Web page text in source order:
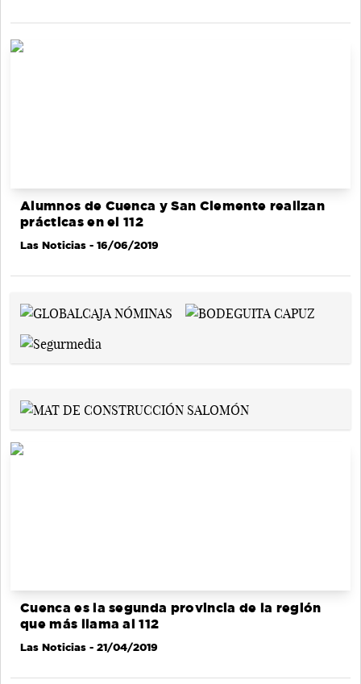
Alumnos de Cuenca y San Clemente realizan
prácticas en el 112
Las Noticias - 16/06/2019
Cuenca es la segunda provincia de la región
que más llama al 112
Las Noticias - 21/04/2019